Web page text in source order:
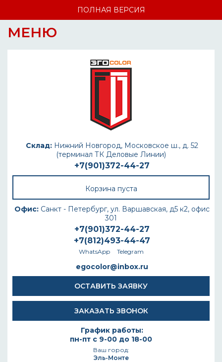
ПОЛНАЯ ВЕРСИЯ
МЕНЮ
Склад: Нижний Новгород, Московское ш., д. 52
(терминал ТК Деловые Линии)
+7(901)372-44-27
Корзина пуста
Офис: Санкт - Петербург, ул. Варшавская, д5 к2, офис
301
+7(901)372-44-27
+7(812)493-44-47
WhatsApp Telegram
egocolor@inbox.ru
ОСТАВИТЬ ЗАЯВКУ
ЗАКАЗАТЬ ЗВОНОК
График работы:
пн-пт с 9-00 до 18-00
Ваш город:
Эль-Монте